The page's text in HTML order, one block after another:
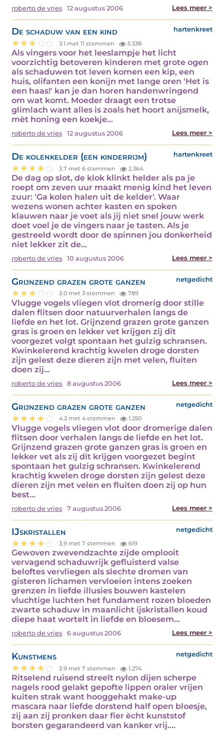
roberto de vries 12 augustus 2006 Lees meer >
De schaduw van een kind hartenkreet
3.1 met 11 stemmen 5.538
Als vingers voor het leeslampje het licht
voorzichtig betoveren kinderen met grote ogen
als schaduwen tot leven komen een kip, een
huis, olifanten een konijn met lange oren 'Het is
een haas!' kan je dan horen handenwringend
om wat komt. Moeder draagt een trotse
glimlach want alles is zoals het hoort anijsmelk,
mèt honing een koekje…
roberto de vries 12 augustus 2006 Lees meer >
De kolenkelder (een kinderrijm) hartenkreet
3.7 met 6 stemmen 2.364
De dag op slot, de klok klinkt helder als pa je
roept om zeven uur maakt menig kind het leven
zuur: 'Ga kolen halen uit de kelder'. Waar
wezens wonen achter kasten en spoken
klauwen naar je voet als jij niet snel jouw werk
doet voel je de vingers naar je tasten. Als je
gestreeld wordt door de spinnen jou donkerheid
niet lekker zit de…
roberto de vries 10 augustus 2006 Lees meer >
Grijnzend grazen grote ganzen netgedicht
3.0 met 3 stemmen 789
Vlugge vogels vliegen vlot dromerig door stille
dalen flitsen door natuurverhalen langs de
liefde en het lot. Grijnzend grazen grote ganzen
gras is groen en lekker vet krijgen zij dit
voorgezet volgt spontaan het gulzig schransen.
Kwinkelerend krachtig kwelen droge dorsten
zijn gelest deze dieren zijn met velen, fluiten
doen zij…
roberto de vries 8 augustus 2006 Lees meer >
Grijnzend grazen grote ganzen netgedicht
4.2 met 4 stemmen 1.250
Vlugge vogels vliegen vlot door dromerige dalen
flitsen door verhalen langs de liefde en het lot.
Grijnzend grazen grote ganzen gras is groen en
lekker vet als zij dit krijgen voorgezet begint
spontaan het gulzig schransen. Kwinkelerend
krachtig kwelen droge dorsten zijn gelest deze
dieren zijn met velen en fluiten doen zij op hun
best…
roberto de vries 7 augustus 2006 Lees meer >
IJskristallen netgedicht
3.9 met 7 stemmen 619
Gewoven zwevendzachte zijde omplooit
vervagend schaduwrijk gefluisterd valse
beloftes vervliegen als slechte dromen van
gisteren lichamen vervloeien intens zoeken
grenzen in liefde illusies bouwen kastelen
vluchtige luchten het fundament rozen bloeden
zwarte schaduw in maanlicht ijskristallen koud
diepe haat wortelt in liefde en bloesem…
roberto de vries 6 augustus 2006 Lees meer >
Kunstmens netgedicht
3.9 met 7 stemmen 1.274
Ritselend ruisend streelt nylon dijen scherpe
nagels rood gelakt gepofte lippen oraler vrijen
kuiten strak want hooggehakt make-up
mascara naar liefde dorstend half open bloesje,
zij aan zij pronken daar fier ècht kunststof
borsten gegarandeerd van kanker vrij.…